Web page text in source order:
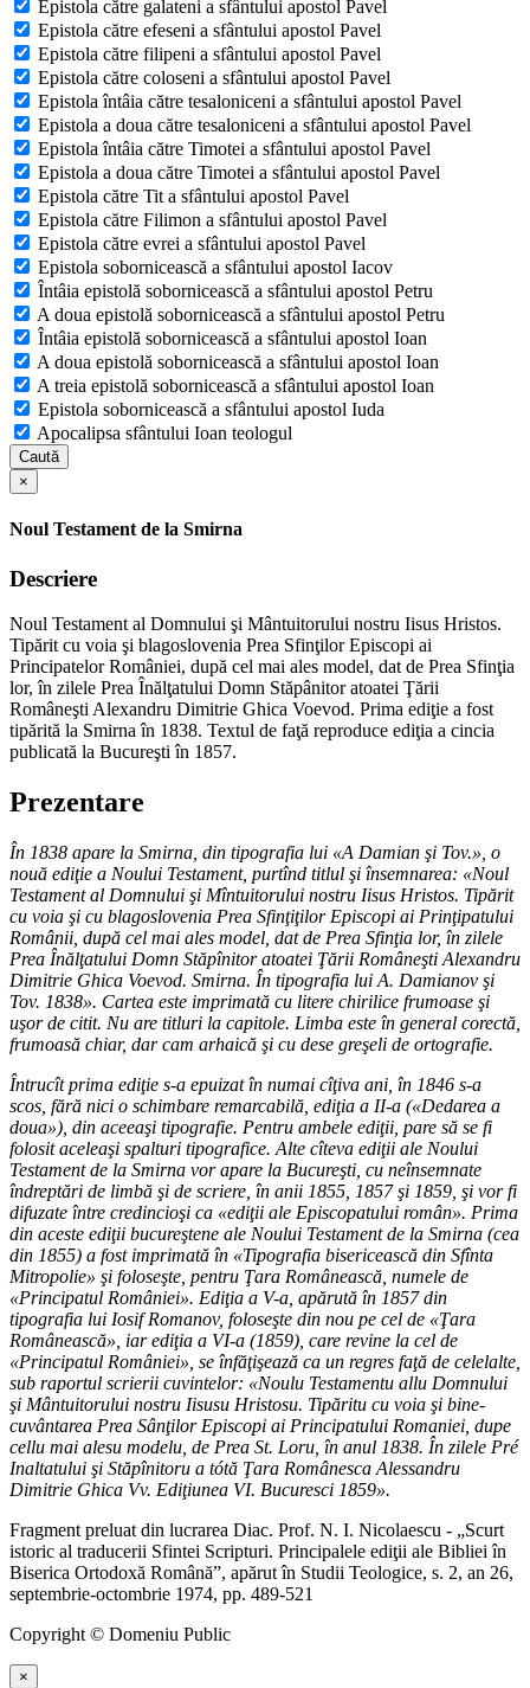
Epistola către galateni a sfântului apostol Pavel
Epistola către efeseni a sfântului apostol Pavel
Epistola către filipeni a sfântului apostol Pavel
Epistola către coloseni a sfântului apostol Pavel
Epistola întâia către tesaloniceni a sfântului apostol Pavel
Epistola a doua către tesaloniceni a sfântului apostol Pavel
Epistola întâia către Timotei a sfântului apostol Pavel
Epistola a doua către Timotei a sfântului apostol Pavel
Epistola către Tit a sfântului apostol Pavel
Epistola către Filimon a sfântului apostol Pavel
Epistola către evrei a sfântului apostol Pavel
Epistola sobornicească a sfântului apostol Iacov
Întâia epistolă sobornicească a sfântului apostol Petru
A doua epistolă sobornicească a sfântului apostol Petru
Întâia epistolă sobornicească a sfântului apostol Ioan
A doua epistolă sobornicească a sfântului apostol Ioan
A treia epistolă sobornicească a sfântului apostol Ioan
Epistola sobornicească a sfântului apostol Iuda
Apocalipsa sfântului Ioan teologul
Caută
×
Noul Testament de la Smirna
Descriere
Noul Testament al Domnului şi Mântuitorului nostru Iisus Hristos.
Tipărit cu voia şi blagoslovenia Prea Sfinţilor Episcopi ai
Principatelor României, după cel mai ales model, dat de Prea Sfinţia
lor, în zilele Prea Înălţatului Domn Stăpânitor atoatei Ţării
Româneşti Alexandru Dimitrie Ghica Voevod. Prima ediţie a fost
tipărită la Smirna în 1838. Textul de faţă reproduce ediţia a cincia
publicată la Bucureşti în 1857.
Prezentare
În 1838 apare la Smirna, din tipografia lui «A Damian şi Tov.», o
nouă ediţie a Noului Testament, purtînd titlul şi însemnarea: «Noul
Testament al Domnului şi Mîntuitorului nostru Iisus Hristos. Tipărit
cu voia şi cu blagoslovenia Prea Sfinţiţilor Episcopi ai Prinţipatului
Românii, după cel mai ales model, dat de Prea Sfinţia lor, în zilele
Prea Înălţatului Domn Stăpînitor atoatei Ţării Româneşti Alexandru
Dimitrie Ghica Voevod. Smirna. În tipografia lui A. Damianov şi
Tov. 1838». Cartea este imprimată cu litere chirilice frumoase şi
uşor de citit. Nu are titluri la capitole. Limba este în general corectă,
frumoasă chiar, dar cam arhaică şi cu dese greşeli de ortografie.
Întrucît prima ediţie s-a epuizat în numai cîţiva ani, în 1846 s-a
scos, fără nici o schimbare remarcabilă, ediţia a II-a («Dedarea a
doua»), din aceeaşi tipografie. Pentru ambele ediţii, pare să se fi
folosit aceleaşi spalturi tipografice. Alte cîteva ediţii ale Noului
Testament de la Smirna vor apare la Bucureşti, cu neînsemnate
îndreptări de limbă şi de scriere, în anii 1855, 1857 şi 1859, şi vor fi
difuzate între credincioşi ca «ediţii ale Episcopatului român». Prima
din aceste ediţii bucureştene ale Noului Testament de la Smirna (cea
din 1855) a fost imprimată în «Tipografia bisericească din Sfînta
Mitropolie» şi foloseşte, pentru Ţara Românească, numele de
«Principatul României». Ediţia a V-a, apărută în 1857 din
tipografia lui Iosif Romanov, foloseşte din nou pe cel de «Ţara
Românească», iar ediţia a VI-a (1859), care revine la cel de
«Principatul României», se înfăţişează ca un regres faţă de celelalte,
sub raportul scrierii cuvintelor: «Noulu Testamentu allu Domnului
şi Mântuitorului nostru Iisusu Hristosu. Tipăritu cu voia şi bine-
cuvântarea Prea Sânţilor Episcopi ai Principatului Romaniei, dupe
cellu mai alesu modelu, de Prea St. Loru, în anul 1838. În zilele Pré
Inaltatului şi Stăpînitoru a tótă Ţara Românesca Alessandru
Dimitrie Ghica Vv. Ediţiunea VI. Bucuresci 1859».
Fragment preluat din lucrarea Diac. Prof. N. I. Nicolaescu - „Scurt
istoric al traducerii Sfintei Scripturi. Principalele ediţii ale Bibliei în
Biserica Ortodoxă Română”, apărut în Studii Teologice, s. 2, an 26,
septembrie-octombrie 1974, pp. 489-521
Copyright © Domeniu Public
×